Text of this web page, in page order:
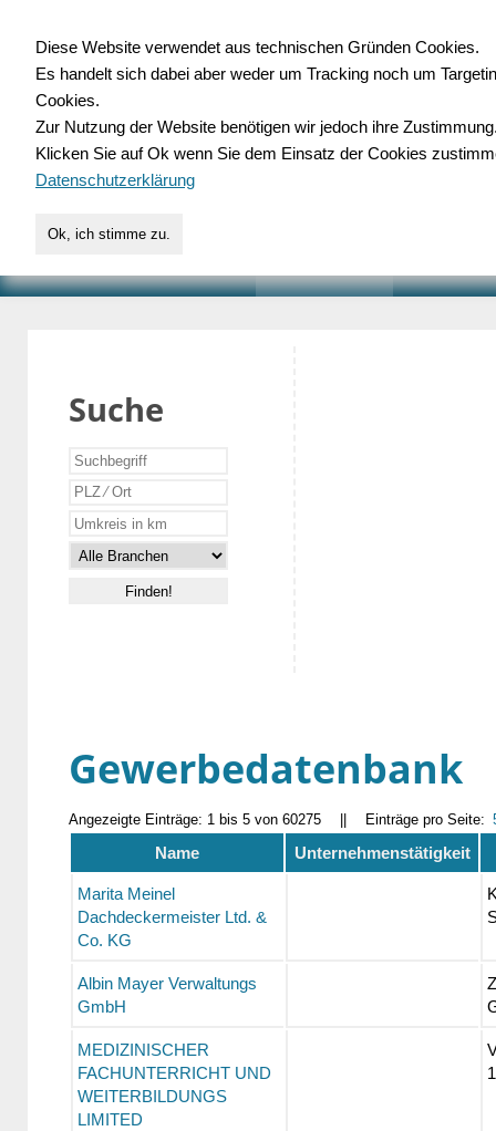
für Handwerk,
Suche
Gewerbedatenbank
Angezeigte Einträge: 1 bis 5 von 60275 Einträge pro Seite:
Name Unternehmenstätigkeit
Marita Meinel
Dachdeckermeister Ltd. &
Co. KG
Albin Mayer Verwaltungs
GmbH
MEDIZINISCHER
FACHUNTERRICHT UND
WEITERBILDUNGS
LIMITED
Diese Website verwendet aus technischen Gründen Cookies.
Es handelt sich dabei aber weder um Tracking noch um
Cookies.
Zur Nutzung der Website benötigen wir jedoch ihre
Klicken Sie auf Ok wenn Sie dem Einsatz der Cookies
Datenschutzerklärung
Ok, ich stimme zu.